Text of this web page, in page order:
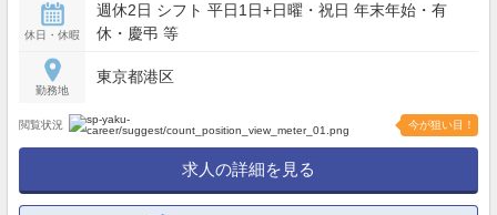
休日・休暇
週休2日 シフト 平日1日+日曜・祝日 年末年始・有
休・慶弔 等
勤務地
東京都港区
閲覧状況 今が狙い目！
求人の詳細を見る